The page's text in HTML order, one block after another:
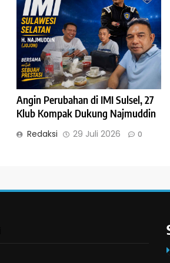
Angin Perubahan di IMI Sulsel, 27
Klub Kompak Dukung Najmuddin
Redaksi 29 Juli 2026 0